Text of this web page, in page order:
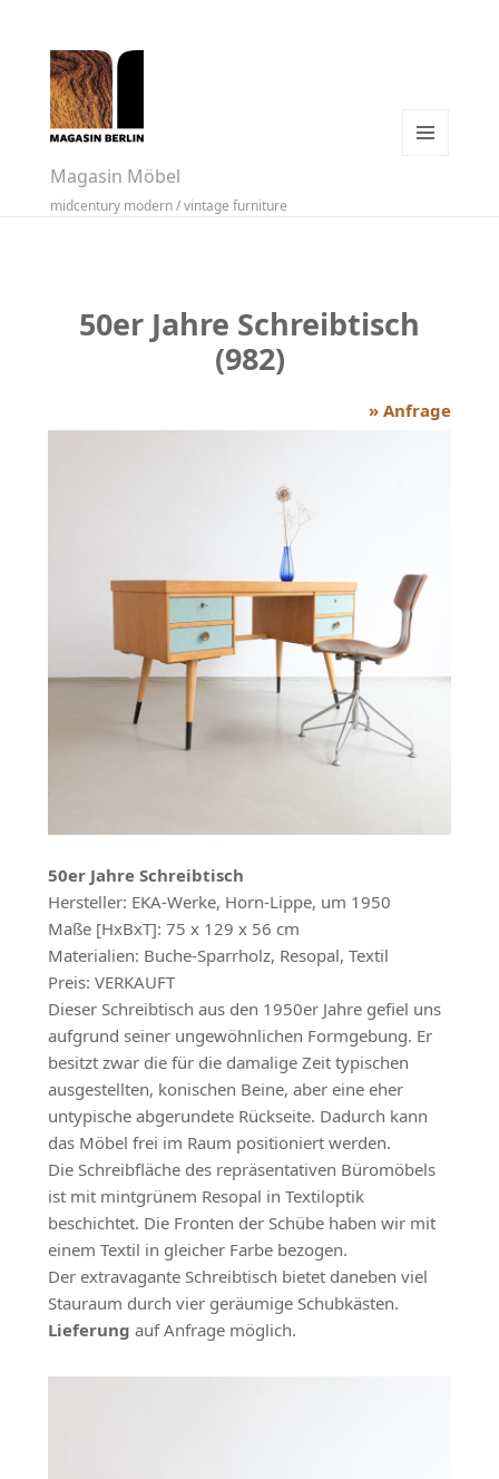
Magasin Möbel
midcentury modern / vintage furniture
50er Jahre Schreibtisch
(982)
» Anfrage
50er Jahre Schreibtisch
Hersteller: EKA-Werke, Horn-Lippe, um 1950
Maße [HxBxT]: 75 x 129 x 56 cm
Materialien: Buche-Sparrholz, Resopal, Textil
Preis: VERKAUFT
Dieser Schreibtisch aus den 1950er Jahre gefiel uns
aufgrund seiner ungewöhnlichen Formgebung. Er
besitzt zwar die für die damalige Zeit typischen
ausgestellten, konischen Beine, aber eine eher
untypische abgerundete Rückseite. Dadurch kann
das Möbel frei im Raum positioniert werden.
Die Schreibfläche des repräsentativen Büromöbels
ist mit mintgrünem Resopal in Textiloptik
beschichtet. Die Fronten der Schübe haben wir mit
einem Textil in gleicher Farbe bezogen.
Der extravagante Schreibtisch bietet daneben viel
Stauraum durch vier geräumige Schubkästen.
Lieferung auf Anfrage möglich.